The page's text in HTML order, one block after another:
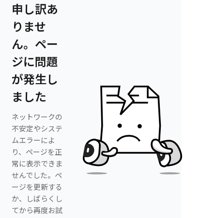
申し訳あ
りませ
ん。ペー
ジに問題
が発生し
ました
ネットワークの
不安定やシステ
ムエラーによ
り、ページを正
常に表示できま
せんでした。ペ
ージを更新する
か、しばらくし
てから再度お試